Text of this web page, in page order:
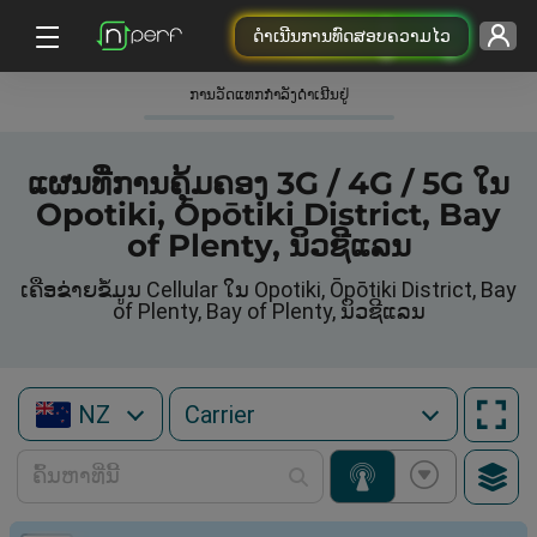
ດຳເນີນການທົດສອບຄວາມໄວ
ການວັດແທກກໍາລັງດໍາເນີນຢູ່
ແຜນທີ່ການຄຸ້ມຄອງ 3G / 4G / 5G ໃນ
Opotiki, Ōpōtiki District, Bay
of Plenty, ນິວຊີແລນ
ເຄືອຂ່າຍຂໍ້ມູນ Cellular ໃນ Opotiki, Ōpōtiki District, Bay
of Plenty, Bay of Plenty, ນິວຊີແລນ
NZ